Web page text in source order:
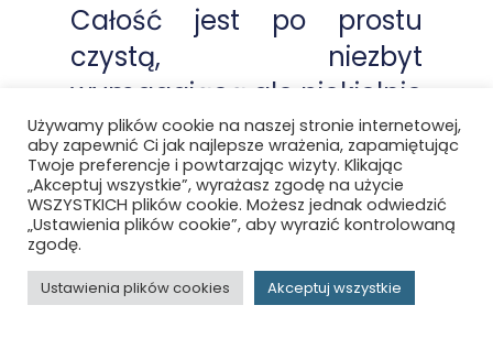
Całość jest po prostu
czystą, niezbyt
wymagającą ale piekielnie
relaksującą rozrywką. Nie
znaczy to, że gra cierpi na
brak zapadających w
pamięć momentów —
moim faworytem jest cała
sekcja rozgrywająca się na
Używamy plików cookie na naszej stronie internetowej,
aby zapewnić Ci jak najlepsze wrażenia, zapamiętując
Twoje preferencje i powtarzając wizyty. Klikając
„Akceptuj wszystkie”, wyrażasz zgodę na użycie
WSZYSTKICH plików cookie. Możesz jednak odwiedzić
„Ustawienia plików cookie”, aby wyrazić kontrolowaną
zgodę.
Ustawienia plików cookies Akceptuj wszystkie